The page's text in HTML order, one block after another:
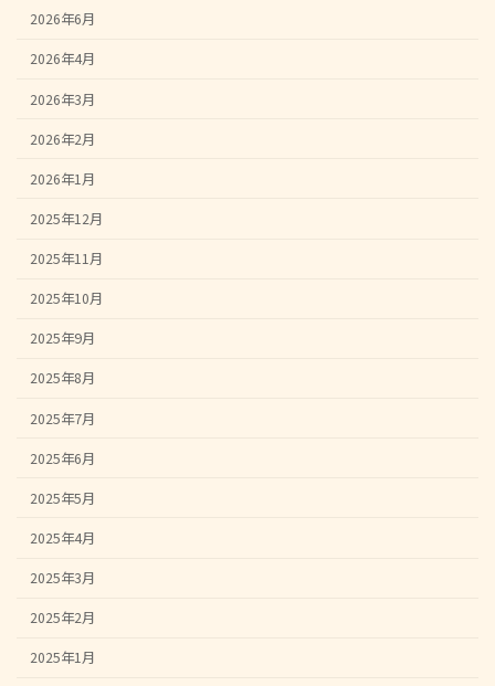
2026年6月
2026年4月
2026年3月
2026年2月
2026年1月
2025年12月
2025年11月
2025年10月
2025年9月
2025年8月
2025年7月
2025年6月
2025年5月
2025年4月
2025年3月
2025年2月
2025年1月